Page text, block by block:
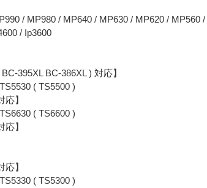
/ MP980 / MP640 / MP630 / MP620 / MP560
/ Ip3600
395XL BC-386XL ) 対応】
( TS5500 )
応】
( TS6600 )
応】
応】
( TS5300 )